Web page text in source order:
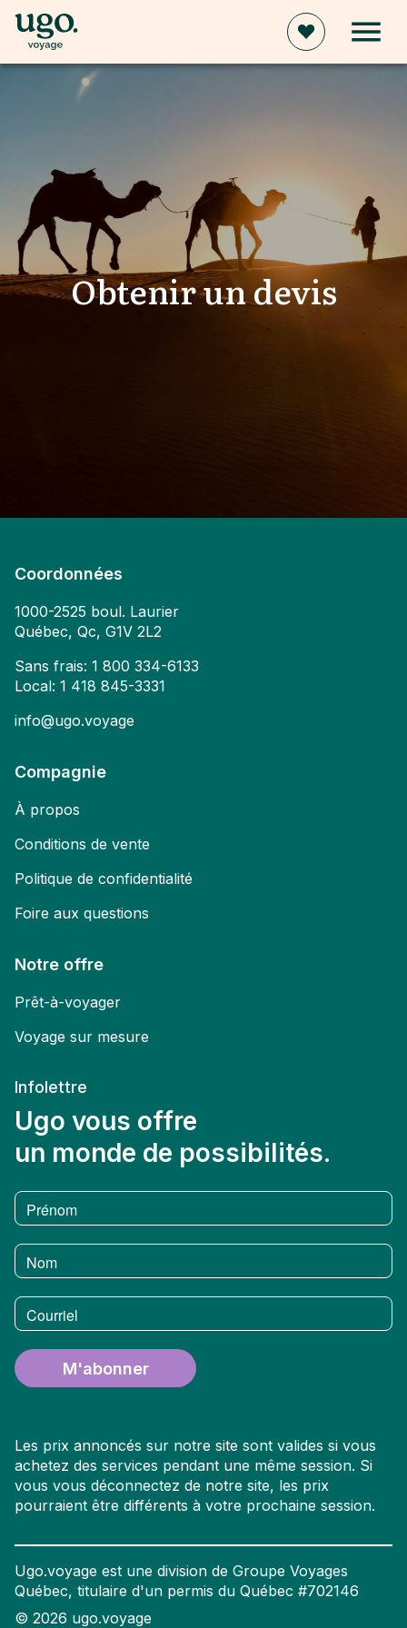
Obtenir un devis
Coordonnées
1000-2525 boul. Laurier
Québec, Qc, G1V 2L2
Sans frais: 1 800 334-6133
Local: 1 418 845-3331
info@ugo.voyage
Compagnie
À propos
Conditions de vente
Politique de confidentialité
Foire aux questions
Notre offre
Prêt-à-voyager
Voyage sur mesure
Infolettre
Ugo vous offre
un monde de possibilités.
Prénom
Nom
Courriel
M'abonner
Les prix annoncés sur notre site sont valides si vous
achetez des services pendant une même session. Si
vous vous déconnectez de notre site, les prix
pourraient être différents à votre prochaine session.
Ugo.voyage est une division de Groupe Voyages
Québec, titulaire d'un permis du Québec #702146
© 2026 ugo.voyage